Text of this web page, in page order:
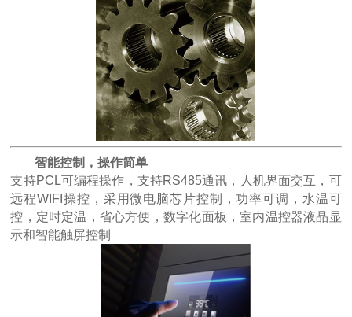
智能控制，操作简单
支持PCL可编程操作，支持RS485通讯，人机界面交互，可
远程WIFI操控，采用微电脑芯片控制，功率可调，水温可
控，定时定温，省心方便，数字化面板，室内温控器液晶显
示和智能触屏控制